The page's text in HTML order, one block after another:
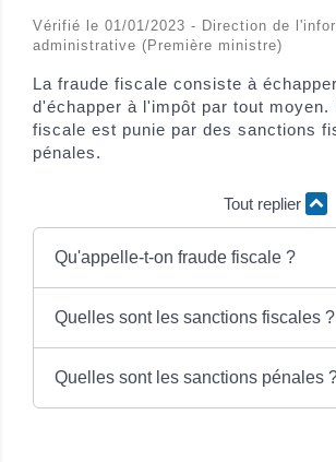
Vérifié le 01/01/2023 - Direction de
administrative (Première ministre)
La fraude fiscale consiste à
d'échapper à l'impôt par tout moyen.
fiscale est punie par des sanctions
pénales.
Tout replier
Qu'appelle-t-on fraude fiscale ?
Quelles sont les sanctions fiscales ?
Quelles sont les sanctions pénales